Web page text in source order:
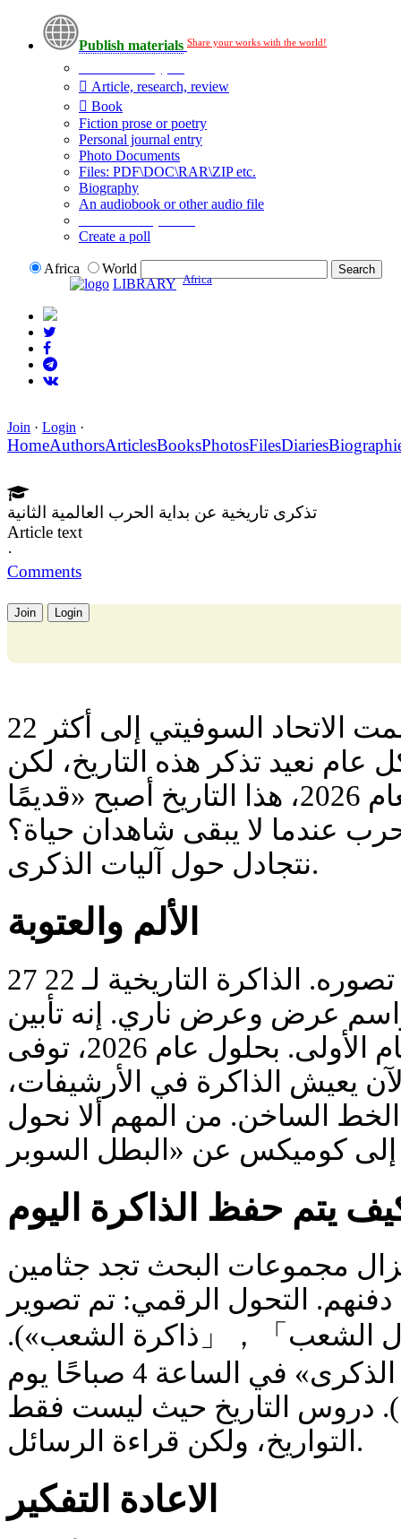
Publish materials Share your works with the world!
Article, research, review
Book
Fiction prose or poetry
Personal journal entry
Photo Documents
Files: PDF\DOC\RAR\ZIP etc.
Biography
An audiobook or other audio file
Create a poll
Africa
World
LIBRARY Africa
Join · Login ·
HomeAuthorsArticlesBooksPhotosFilesDiaries
تذكرى تاريخية عن بداية الحرب العالمية الثانية
Article text
·
Comments
Join Login
22 يونيو 1941 — يوم انضممت الاتحاد السوفيتي إلى أكثر
نعيد تذكر هذه التاريخ، لكن
بالنسبة للجيل الشاب لعام 2026، هذا التاريخ أصبح «قديمًا
عندما لا يبقى شاهدان حياة؟
نتجادل حول آليات الذكرى.
الألم والعتوبة
27 مليون قتيل — رقم لا يمكن تصوره. الذاكرة التاريخية لـ 22
عرض وعرض ناري. إنه تأبين
للمدنيين الذين قتلوا في الأيام الأولى. بحلول عام 2026، توفى
يعيش الذاكرة في الأرشيفات،
الساخن. من المهم ألا نحول
يتم حفظ الذاكرة اليوم
2026، ما تزال مجموعات البحث تجد جثامين
دفنهم. التحول الرقمي: تم تصوير
الشعب」，「ذاكرة الشعب»).
الاحتفالات التذكارية: «شمع الذكرى» في الساعة 4 صباحًا يوم
دروس التاريخ حيث ليست فقط
التواريخ، ولكن قراءة الرسائل.
الاعادة التفكير